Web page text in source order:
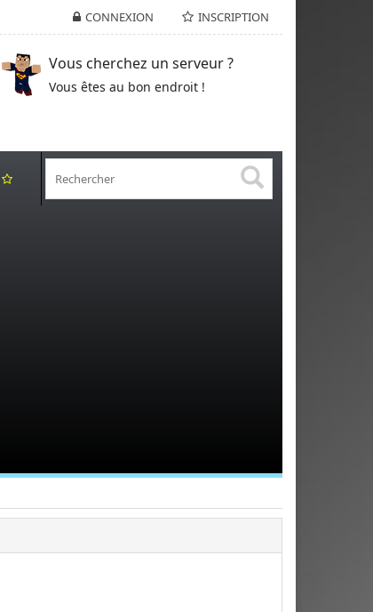
CONNEXION INSCRIPTION
Vous cherchez un serveur ?
Vous êtes au bon endroit !